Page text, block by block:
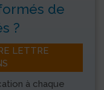
de
?
LETTRE
à chaque